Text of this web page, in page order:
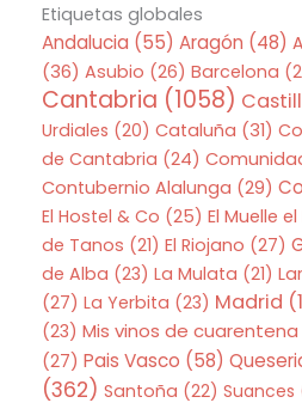
Etiquetas globales
Andalucia (55) Aragón (48)
(36) Asubio (26) Barcelona
Cantabria (1058)
Urdiales (20) Cataluña (31)
de Cantabria (24)
Contubernio Alalunga (29)
El Hostel & Co (25) El Muelle
de Tanos (21) El Riojano (27)
de Alba (23) La Mulata (21)
(27) La Yerbita (23) Madrid
(23) Mis vinos de cuarentena
(27) Pais Vasco (58)
(362) Santoña (22) Suances